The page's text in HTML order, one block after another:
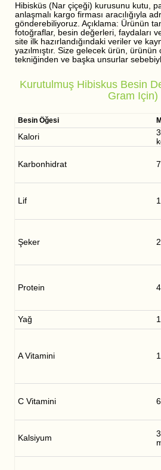
Hibisküs (Nar çiçeği) kurusunu kutu,
anlaşmalı kargo firması aracılığıyla
gönderebiliyoruz. Açıklama: Ürünün
fotoğraflar, besin değerleri, faydaları
site ilk hazırlandığındaki veriler ve
yazılmıştır. Size gelecek ürün,
tekniğinden ve başka unsurlar
Kurutulmuş Hibiskus Besin
Gram Için)
Besin Öğesi
Kalori
Karbonhidrat
Lif
Şeker
Protein
Yağ
A Vitamini
C Vitamini
Kalsiyum